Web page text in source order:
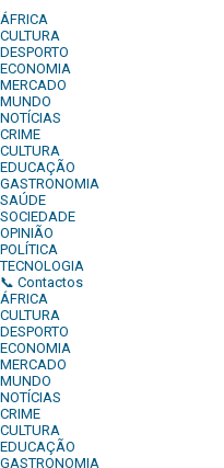
ÁFRICA
CULTURA
DESPORTO
ECONOMIA
MERCADO
MUNDO
NOTÍCIAS
CRIME
CULTURA
EDUCAÇÃO
GASTRONOMIA
SAÚDE
SOCIEDADE
OPINIÃO
POLÍTICA
TECNOLOGIA
📞 Contactos
ÁFRICA
CULTURA
DESPORTO
ECONOMIA
MERCADO
MUNDO
NOTÍCIAS
CRIME
CULTURA
EDUCAÇÃO
GASTRONOMIA